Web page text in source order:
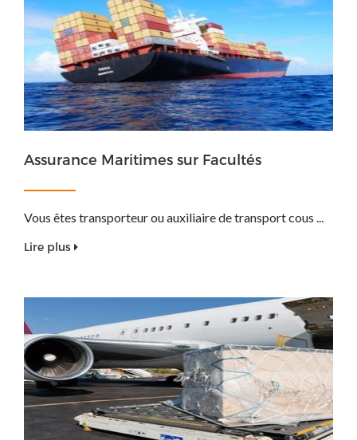
Assurance Maritimes sur Facultés
Vous êtes transporteur ou auxiliaire de transport cous ...
Lire plus